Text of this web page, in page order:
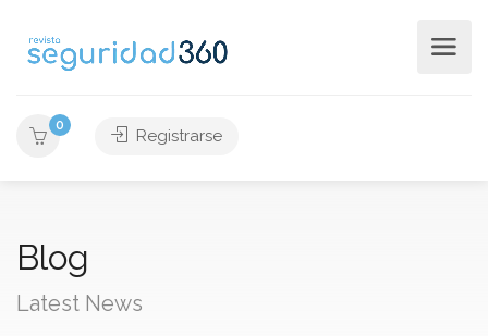
0
Registrarse
Blog
Latest News